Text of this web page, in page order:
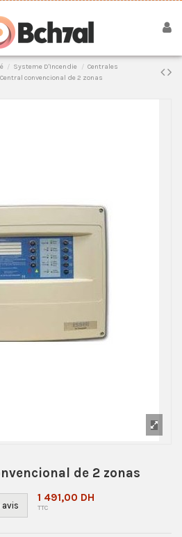
Systeme D'Incendie
Centrales
convencional de 2 zonas
de 2 zonas
avis
1 491,00 DH
TTC